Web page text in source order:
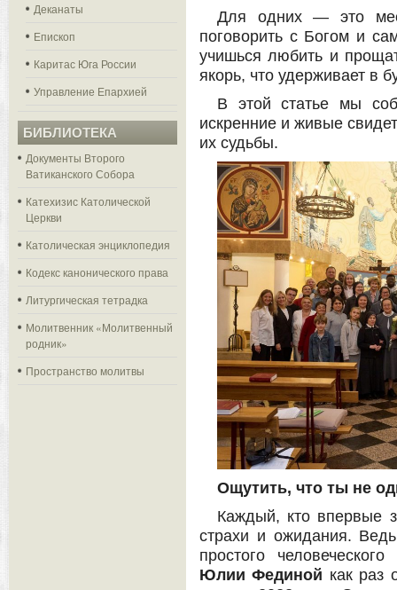
Деканаты
Епископ
Каритас Юга России
Управление Епархией
БИБЛИОТЕКА
Документы Второго
Ватиканского Собора
Катехизис Католической
Церкви
Католическая энциклопедия
Кодекс канонического права
Литургическая тетрадка
Молитвенник «Молитвенный
родник»
Пространство молитвы
Для одних — это
поговорить с Богом и
учишься любить и
якорь, что удерживает в
В этой статье мы
искренние и живые
их судьбы.
Ощутить, что ты не
Каждый, кто впервые
страхи и ожидания.
простого
Юлии Фединой как раз